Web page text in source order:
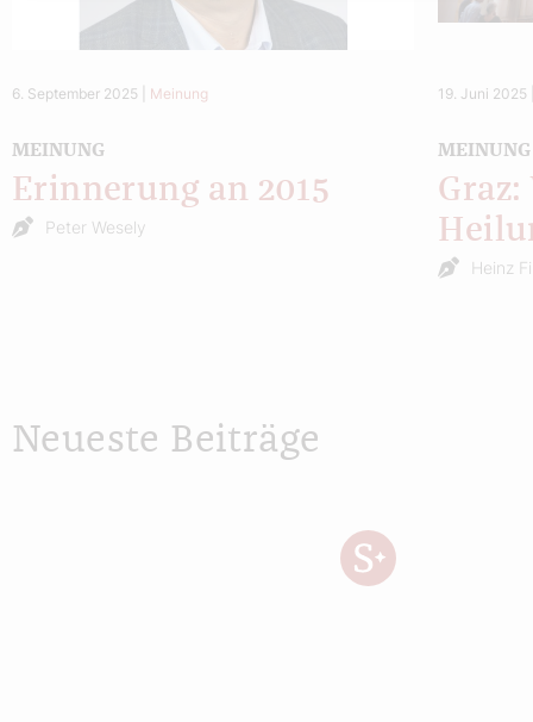
6. September 2025 Meinung
MEINUNG
Erinnerung an 2015
Peter Wesely
19. Juni 2025
MEINUNG
Heinz
Neueste Beiträge